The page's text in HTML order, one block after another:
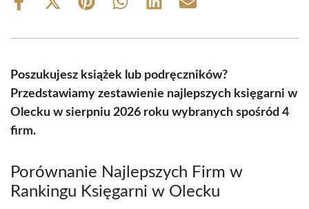
Share
Share
(Twitter)
Share Share Share Share
Poszukujesz książek lub podręczników?
Przedstawiamy zestawienie najlepszych księgarni w
Olecku w sierpniu 2026 roku wybranych spośród 4
firm.
Porównanie Najlepszych Firm w
Rankingu Księgarni w Olecku